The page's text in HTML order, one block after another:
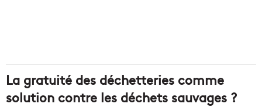
La gratuité des déchetteries comme
solution contre les déchets sauvages ?